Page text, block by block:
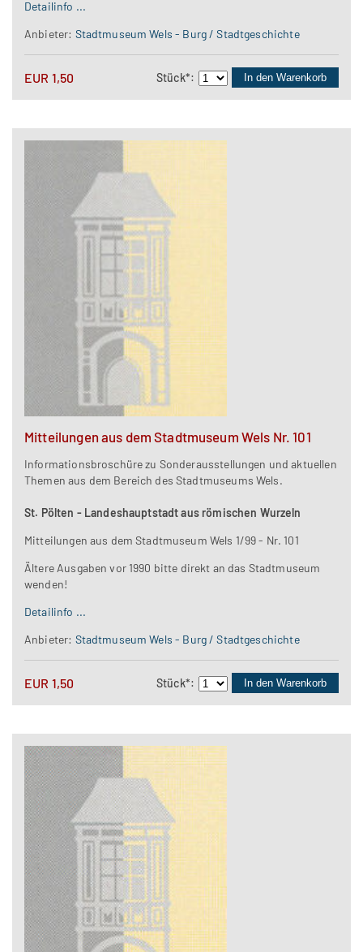
Detailinfo ...
Anbieter: Stadtmuseum Wels - Burg / Stadtgeschichte
EUR 1,50 Stück*: In den Warenkorb
Mitteilungen aus dem Stadtmuseum Wels Nr. 101
Informationsbroschüre zu Sonderausstellungen und aktuellen
Themen aus dem Bereich des Stadtmuseums Wels.
St. Pölten - Landeshauptstadt aus römischen Wurzeln
Mitteilungen aus dem Stadtmuseum Wels 1/99 - Nr. 101
Ältere Ausgaben vor 1990 bitte direkt an das Stadtmuseum
wenden!
Detailinfo ...
Anbieter: Stadtmuseum Wels - Burg / Stadtgeschichte
EUR 1,50 Stück*: In den Warenkorb